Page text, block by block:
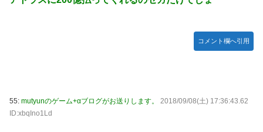
コメント欄へ引用
55: mutyunのゲーム+αブログがお送りします。
2018/09/08(土) 17:36:43.62
ID:xbqIno1Ld